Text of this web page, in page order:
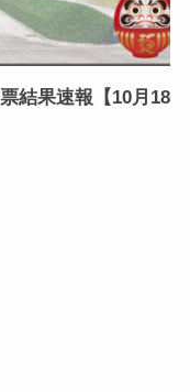
結果速報【10月18